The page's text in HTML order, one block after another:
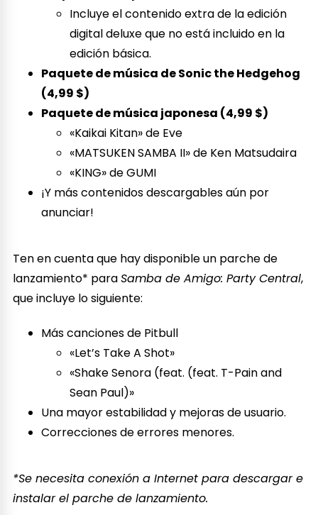
Incluye el contenido extra de la edición
digital deluxe que no está incluido en la
edición básica.
Paquete de música de Sonic the Hedgehog
(4,99 $)
Paquete de música japonesa (4,99 $)
«Kaikai Kitan» de Eve
«MATSUKEN SAMBA II» de Ken Matsudaira
«KING» de GUMI
¡Y más contenidos descargables aún por
anunciar!
Ten en cuenta que hay disponible un parche de
lanzamiento* paraSamba de Amigo: Party Central,
que incluye lo siguiente:
Más canciones de Pitbull
«Let’s Take A Shot»
«Shake Senora (feat. (feat. T-Pain and
Sean Paul)»
Una mayor estabilidad y mejoras de usuario.
Correcciones de errores menores.
*Se necesita conexión a Internet para descargar e
instalar el parche de lanzamiento.